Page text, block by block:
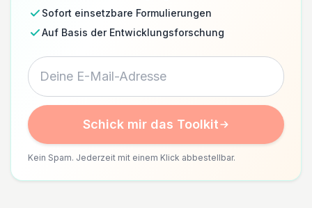
Sofort einsetzbare Formulierungen
Auf Basis der Entwicklungsforschung
Schick mir das Toolkit
Kein Spam. Jederzeit mit einem Klick abbestellbar.